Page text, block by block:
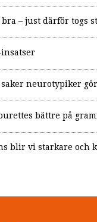
bra – just därför togs
insatser
neurotypiker gör
bättre på
blir vi starkare och